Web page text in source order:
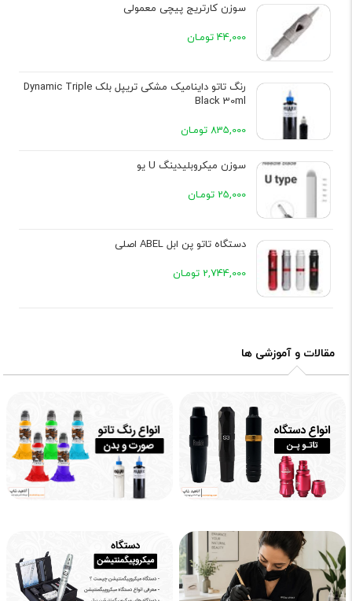
سوزن کارتریج پیچی معمولی
44,000 تومـان
رنگ تاتو داینامیک مشکی تریپل بلک Dynamic Triple
Black 30ml
835,000 تومـان
سوزن میکروبلیدینگ U یو
25,000 تومـان
دستگاه تاتو پن ابل ABEL اصلی
2,744,000 تومـان
مقالات و آموزشی ها